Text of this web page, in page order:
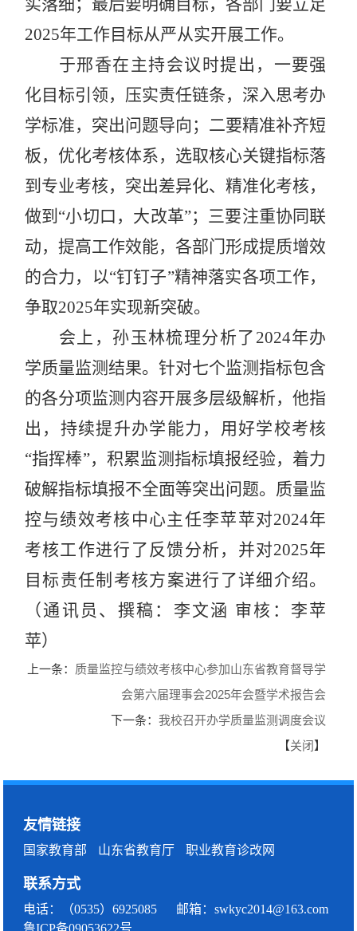
实落细；最后要明确目标，各部门要立足
2025年工作目标从严从实开展工作。
于邢香在主持会议时提出，一要强
化目标引领，压实责任链条，深入思考办
学标准，突出问题导向；二要精准补齐短
板，优化考核体系，选取核心关键指标落
到专业考核，突出差异化、精准化考核，
做到“小切口，大改革”；三要注重协同联
动，提高工作效能，各部门形成提质增效
的合力，以“钉钉子”精神落实各项工作，
争取2025年实现新突破。
会上，孙玉林梳理分析了2024年办
学质量监测结果。针对七个监测指标包含
的各分项监测内容开展多层级解析，他指
出，持续提升办学能力，用好学校考核
“指挥棒”，积累监测指标填报经验，着力
破解指标填报不全面等突出问题。质量监
控与绩效考核中心主任李苹苹对2024年
考核工作进行了反馈分析，并对2025年
目标责任制考核方案进行了详细介绍。
（通讯员、撰稿：李文涵 审核：李苹
苹）
上一条： 质量监控与绩效考核中心参加山东省教育督导学
会第六届理事会2025年会暨学术报告会
下一条：我校召开办学质量监测调度会议
【关闭】
友情链接
国家教育部 山东省教育厅 职业教育诊改网
联系方式
电话：（0535）6925085 邮箱：swkyc2014@163.com
鲁ICP备09053622号